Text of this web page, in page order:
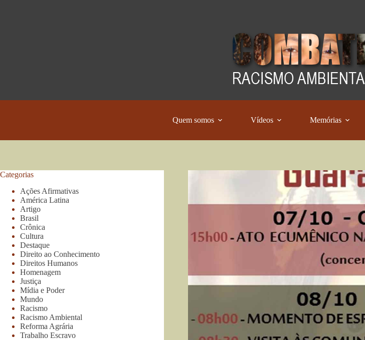
Quem somos Vídeos Memórias
Categorias
Ações Afirmativas
América Latina
Artigo
Brasil
Crônica
Cultura
Destaque
Direito ao Conhecimento
Direitos Humanos
Homenagem
Justiça
Mídia e Poder
Mundo
Racismo
Racismo Ambiental
Reforma Agrária
Trabalho Escravo